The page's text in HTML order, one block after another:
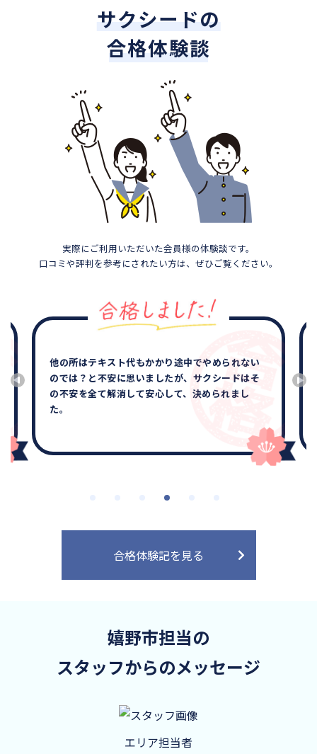
サクシードの
合格体験談
実際にご利用いただいた会員様の体験談です。
口コミや評判を参考にされたい方は、ぜひご覧ください。
他の所はテキスト代もかかり途中でやめられない
のでは？と不安に思いましたが、サクシードはそ
の不安を全て解消して安心して、決められまし
た。
合格体験記を見る
嬉野市担当の
スタッフからのメッセージ
エリア担当者